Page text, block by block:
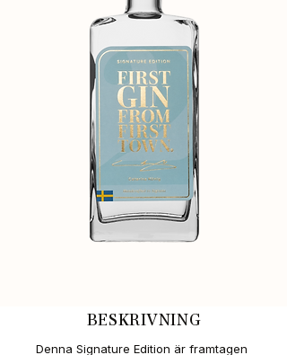
BESKRIVNING
Denna Signature Edition är framtagen